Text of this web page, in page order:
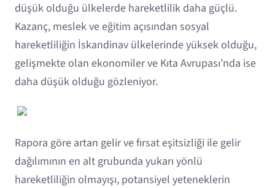
düşük olduğu ülkelerde hareketlilik daha güçlü.
Kazanç, meslek ve eğitim açısından sosyal
hareketliliğin İskandinav ülkelerinde yüksek olduğu,
gelişmekte olan ekonomiler ve Kıta Avrupası’nda ise
daha düşük olduğu gözleniyor.
Rapora göre artan gelir ve fırsat eşitsizliği ile gelir
dağılımının en alt grubunda yukarı yönlü
hareketliliğin olmayışı, potansiyel yeteneklerin